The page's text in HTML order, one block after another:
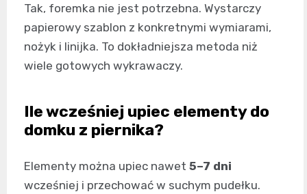
Tak, foremka nie jest potrzebna. Wystarczy
papierowy szablon z konkretnymi wymiarami,
nożyk i linijka. To dokładniejsza metoda niż
wiele gotowych wykrawaczy.
Ile wcześniej upiec elementy do
domku z piernika?
Elementy można upiec nawet 5–7 dni
wcześniej i przechować w suchym pudełku.